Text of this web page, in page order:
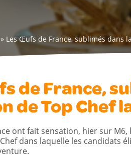
» Les Œufs de France, sublimés dans
de France,
de Top Chef
ont fait sensation, hier sur
dans laquelle les candidats